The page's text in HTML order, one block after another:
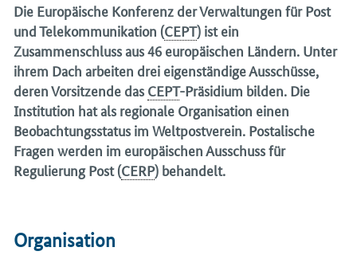
Die Europäische Konferenz der Verwaltungen für Post
und Telekommunikation (CEPT) ist ein
Zusammenschluss aus 46 europäischen Ländern. Unter
ihrem Dach arbeiten drei eigenständige Ausschüsse,
deren Vorsitzende das CEPT-Präsidium bilden. Die
Institution hat als regionale Organisation einen
Beobachtungsstatus im Weltpostverein. Postalische
Fragen werden im europäischen Ausschuss für
Regulierung Post (CERP) behandelt.
Organisation